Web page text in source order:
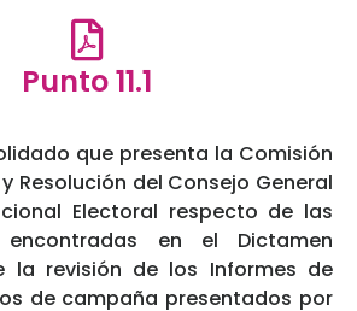
Punto 11.1
que presenta la Comisión
Resolución del Consejo General
Electoral respecto de las
encontradas en el Dictamen
la revisión de los Informes de
de campaña presentados por